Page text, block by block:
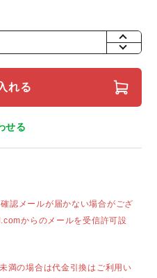
+
れる
せる
認メールが届かない場合がござ
からのメールを受信許可設
満の場合は代金引換はご利用い